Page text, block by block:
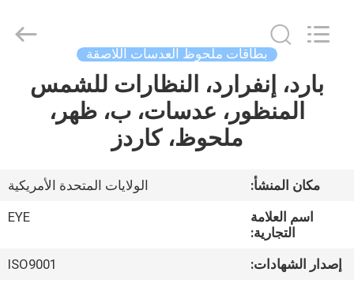
منزل
حول
جولة
Center.
بطاقات ملحوظ العدسات اللاصقة
بارد، إنفرارد، النظارات للشمس
المنظور، عدسات، ب، ظهر،
ملحوظ، كاردز
مكان المنشأ:
الولايات المتحدة الأمريكية
اسم العلامة
التجارية:
EYE
إصدار الشهادات:
ISO9001